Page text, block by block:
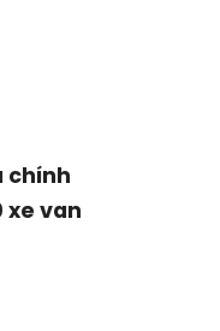
chính
xe van